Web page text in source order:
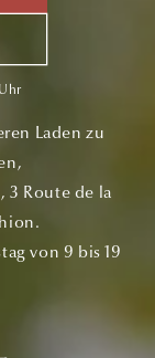
Laden zu
3 Route de la
von 9 bis 19